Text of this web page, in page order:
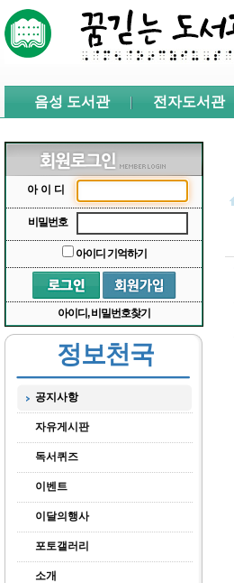
주메뉴 바로가기
서브메뉴 바로가기
음성 도서관 전자도서관
아이디
비밀번호
아이디 기억하기
아이디, 비밀번호찾기
정보천국
공지사항
자유게시판
독서퀴즈
이벤트
이달의행사
포토갤러리
소개